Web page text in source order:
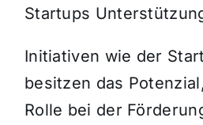
Startups
Initiativen wie der
besitzen das
Rolle bei der